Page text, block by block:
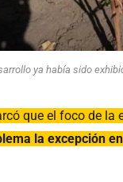
ya había sido
que el foco de la
la excepción